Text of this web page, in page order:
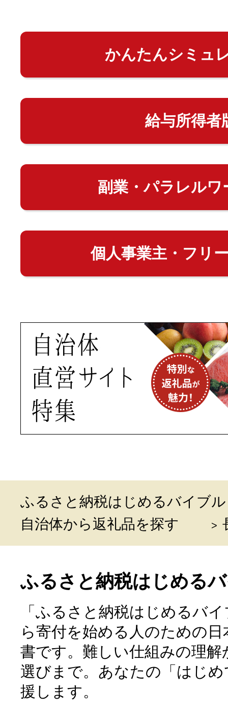
かんたんシミュ
給与所得者
副業・パラレルワ
個人事業主・フリ
ふるさと納税はじめるバイブル
自治体から返礼品を探す
ふるさと納税はじめる
「ふるさと納税はじめるバ
ら寄付を始める人のための
書です。難しい仕組みの理
選びまで。あなたの「はじ
援します。